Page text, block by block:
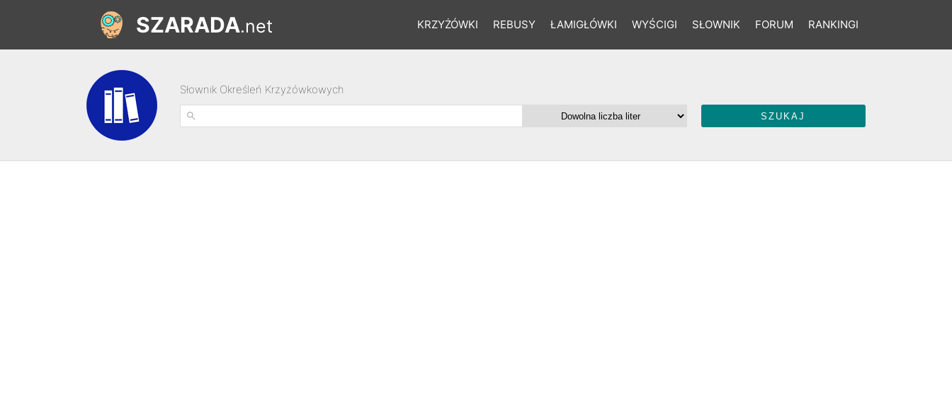
KRZYŻÓWKI REBUSY ŁAMIGŁÓWKI WYŚCIGI SŁOWNIK FORUM RANKINGI
SZARADA.net
Słownik Określeń Krzyżówkowych